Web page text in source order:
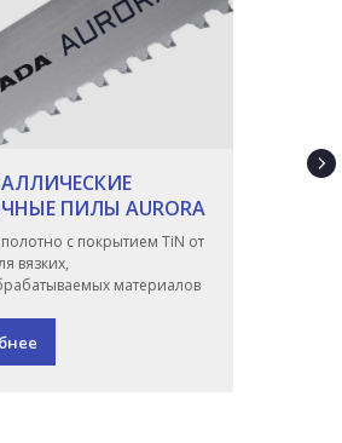
ПИЛЫ AURORA
с покрытием TiN от
вязких,
материалов